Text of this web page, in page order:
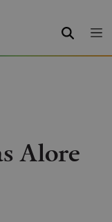
BUSCAR
Alore